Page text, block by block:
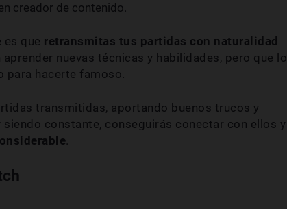
creador de contenido.
que retransmitas tus partidas con naturalidad
nuevas técnicas y habilidades, pero que lo
para hacerte famoso.
transmitidas, aportando buenos trucos y
constante, conseguirás conectar con ellos y
.